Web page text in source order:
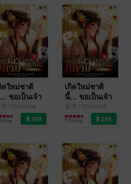
ดใหม่ชาติ
ขอเป็นเจ้า
ายมาไลฟ์สด
17
/ Onlybook
ายแฟนตาซี
เกิดใหม่ชาติ
นี้… ขอเป็นเจ้า
นิกายมาไลฟ์สด
เล่ม 16
妄雪 / Onlybook
นิยายแฟนตาซี
5 Rating